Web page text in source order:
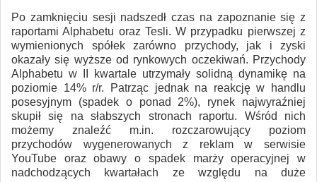
Po zamknięciu sesji nadszedł czas na zapoznanie się z
raportami Alphabetu oraz Tesli. W przypadku pierwszej z
wymienionych spółek zarówno przychody, jak i zyski
okazały się wyższe od rynkowych oczekiwań. Przychody
Alphabetu w II kwartale utrzymały solidną dynamikę na
poziomie 14% r/r. Patrząc jednak na reakcję w handlu
posesyjnym (spadek o ponad 2%), rynek najwyraźniej
skupił się na słabszych stronach raportu. Wśród nich
możemy znaleźć m.in. rozczarowujący poziom
przychodów wygenerowanych z reklam w serwisie
YouTube oraz obawy o spadek marży operacyjnej w
nadchodzących kwartałach ze względu na duże